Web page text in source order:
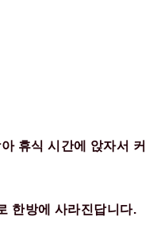
휴식 시간에 앉자서 커
한방에 사라진답니다.